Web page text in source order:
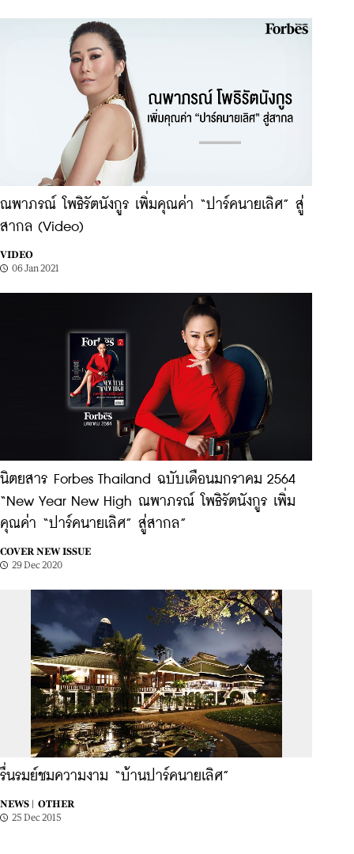
ณพาภรณ์ โพธิรัตนังกูร เพิ่มคุณค่า “ปาร์คนายเลิศ” สู่
สากล (Video)
VIDEO
06 Jan 2021
นิตยสาร Forbes Thailand ฉบับเดือนมกราคม 2564
“New Year New High ณพาภรณ์ โพธิรัตนังกูร เพิ่ม
คุณค่า “ปาร์คนายเลิศ” สู่สากล”
COVER NEW ISSUE
29 Dec 2020
รื่นรมย์ชมความงาม “บ้านปาร์คนายเลิศ”
NEWS |
OTHER
25 Dec 2015